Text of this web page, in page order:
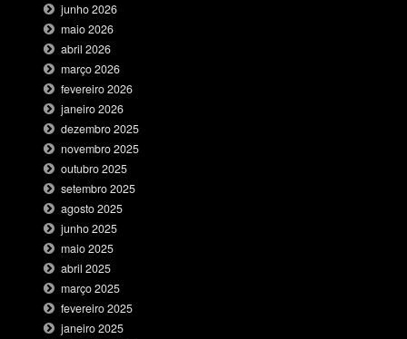
junho 2026
maio 2026
abril 2026
março 2026
fevereiro 2026
janeiro 2026
dezembro 2025
novembro 2025
outubro 2025
setembro 2025
agosto 2025
junho 2025
maio 2025
abril 2025
março 2025
fevereiro 2025
janeiro 2025